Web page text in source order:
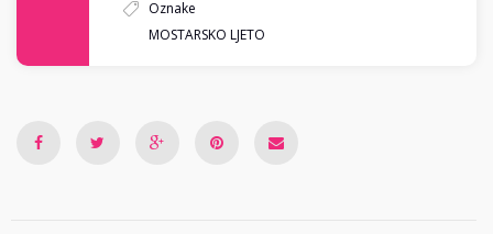
Oznake
MOSTARSKO LJETO